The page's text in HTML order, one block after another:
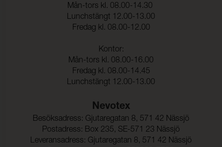
Dimensionsändring Väft: 2 %
Mån-tors kl. 08.00-14.30
Lunchstängt 12.00-13.00
Fredag kl. 08.00-12.00
Kontor:
Mån-tors kl. 08.00-16.00
Fredag kl. 08.00-14.45
Lunchstängt 12.00-13.00
Nevotex
Besöksadress: Gjutaregatan 8, 571 42 Nässjö
Postadress: Box 235, SE-571 23 Nässjö
Leveransadress: Gjutaregatan 8, 571 42 Nässjö